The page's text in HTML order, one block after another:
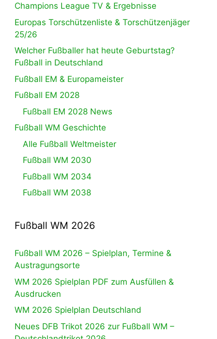
Champions League TV & Ergebnisse
Europas Torschützenliste & Torschützenjäger
25/26
Welcher Fußballer hat heute Geburtstag?
Fußball in Deutschland
Fußball EM & Europameister
Fußball EM 2028
Fußball EM 2028 News
Fußball WM Geschichte
Alle Fußball Weltmeister
Fußball WM 2030
Fußball WM 2034
Fußball WM 2038
Fußball WM 2026
Fußball WM 2026 – Spielplan, Termine &
Austragungsorte
WM 2026 Spielplan PDF zum Ausfüllen &
Ausdrucken
WM 2026 Spielplan Deutschland
Neues DFB Trikot 2026 zur Fußball WM –